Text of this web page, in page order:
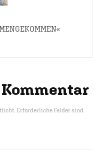
Erforderliche Felder sind